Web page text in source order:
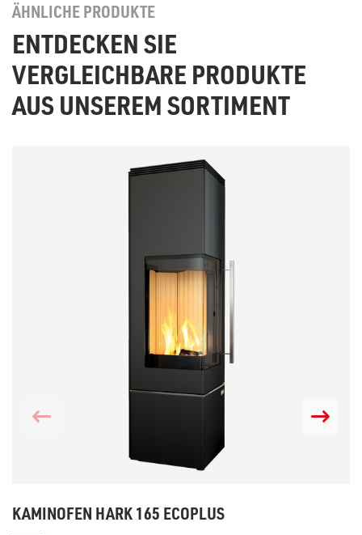
ÄHNLICHE PRODUKTE
ENTDECKEN SIE
VERGLEICHBARE PRODUKTE
AUS UNSEREM SORTIMENT
KAMINOFEN HARK 165 ECOPLUS